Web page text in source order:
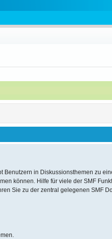
in Diskussionsthemen zu
können. Hilfe für viele der SMF
Sie zu der zentral gelegenen SMF